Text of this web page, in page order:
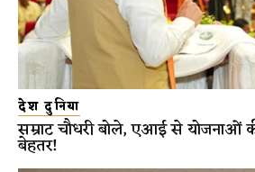
देश दुनिया
सम्राट चौधरी बोले, एआई से योजनाओं
बेहतर!